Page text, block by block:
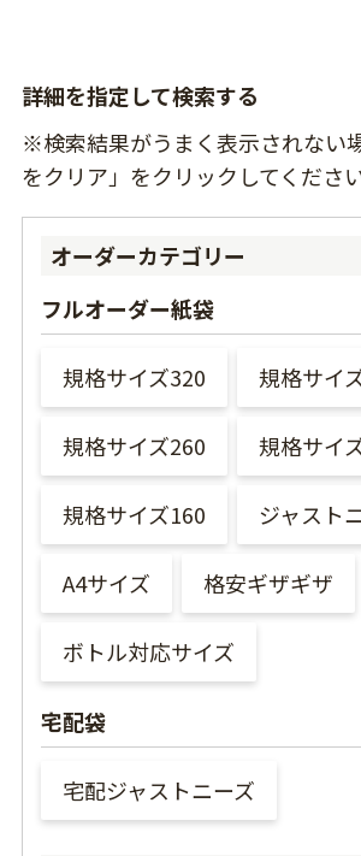
詳細を指定して検索する
※検索結果がうまく表示されない
をクリア」をクリックしてくださ
オーダーカテゴリー
フルオーダー紙袋
規格サイズ320 規格サイ
規格サイズ260 規格サイ
規格サイズ160 ジャスト
A4サイズ 格安ギザギザ
ボトル対応サイズ
宅配袋
宅配ジャストニーズ